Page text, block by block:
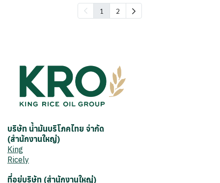
1 2
บริษัท น้ำมันบริโภคไทย จำกัด
(สำนักงานใหญ่)
King
Ricely
ที่อยู่บริษัท (สำนักงานใหญ่)